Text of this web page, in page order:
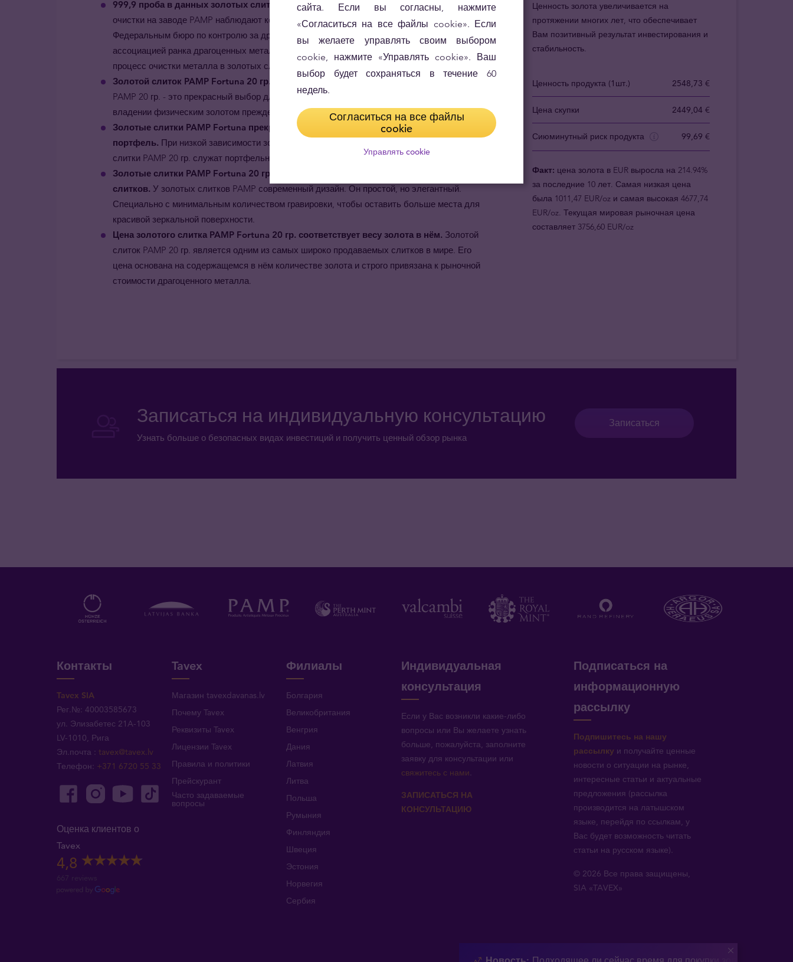
999,9 проба в данных золотых слитках гарантирована.За производством и процессом
очистки на заводе PAMP наблюдают контроллёры, аккредитованные швейцарским
Федеральным бюро по контролю за драгоценными металлами, и LBMA (Лондонской
ассоциацией ранка драгоценных металлов), что гарантирует строгий контроль качества и
процесс очистки металла в золотых слитках
Золотой слиток PAMP Fortuna 20 гр. является видом сбережений.
PAMP 20 гр. - это прекрасный выбор для любого долгосрочного инвестора, кто во
владении физическим золотом прежде всего ценит безопасность и стабильность.
Золотые слитки PAMP Fortuna прекрасно разнообразят инвестиционный
портфель. При низкой зависимости золота от других финансовых активов, золотые
слитки PAMP 20 гр. служат портфельным хеджированием против рыночных рисков.
Золотые слитки PAMP Fortuna 20 гр. - образец безупречного мастерства в чеканке
слитков. У золотых слитков PAMP современный дизайн. Он простой, но элегантный.
Специально с минимальным количеством гравировки, чтобы оставить больше места для
красивой зеркальной поверхности.
Цена золотого слитка PAMP Fortuna 20 гр. соответствует весу золота в нём. Золотой
слиток PAMP 20 гр. является одним из самых широко продаваемых слитков в мире. Его
цена основана на содержащемся в нём количестве золота и строго привязана к рыночной
стоимости драгоценного металла.
Ценность золота увеличивается на
протяжении многих лет, что обеспечивает
Вам позитивный результат инвестирования и
стабильность.
Ценность продукта (1шт.) 2548,73 €
Цена скупки 2449,04 €
Сиюминутный риск продукта 99,69 €
Факт: цена золота в EUR выросла на 214.94%
за последние 10 лет. Самая низкая цена
была 1011,47 EUR/oz и самая высокая 4677,74
EUR/oz. Текущая мировая рыночная цена
составляет 3756,60 EUR/oz
Записаться на индивидуальную консультацию
Узнать больше о безопасных видах инвестиций и получить ценный обзор рынка
Записаться
Контакты
Tavex SIA
Рег.№: 40003585673
ул. Элизабетес 21A-103
LV-1010, Рига
Эл.почта :tavex@tavex.lv
Телефон: +371 6720 55 33
Оценка клиентов о
Tavex
4,8
667 reviews
Tavex
Магазин tavexdavanas.lv
Почему Tavex
Реквизиты Tavex
Лицензии Tavex
Правила и политики
Прейскурант
Часто задаваемые
вопросы
Филиалы
Болгария
Великобритания
Венгрия
Дания
Латвия
Литва
Польша
Румыния
Финляндия
Швеция
Эстония
Норвегия
Сербия
Индивидуальная
консультация
Если у Вас возникли какие-либо
вопросы или Вы желаете узнать
больше, пожалуйста, заполните
заявку для консультации или
свяжитесь с нами.
ЗАПИСАТЬСЯ НА
КОНСУЛЬТАЦИЮ
Подписаться на
информационную
рассылку
Подпишитесь на нашу
рассылку и получайте ценные
новости о ситуации на рынке,
интересные статьи и актуальные
предложения (рассылка
производится на латышском
языке, перейдя по ссылкам, у
Вас будет возможность читать
статьи на русском языке).
© 2026 Все права защищены,
SIA «TAVEX»
сайта. Если вы согласны, нажмите
«Согласиться на все файлы cookie». Если
вы желаете управлять своим выбором
cookie, нажмите «Управлять cookie». Ваш
выбор будет сохраняться в течение 60
недель.
Согласиться на все файлы
cookie
Управлять cookie